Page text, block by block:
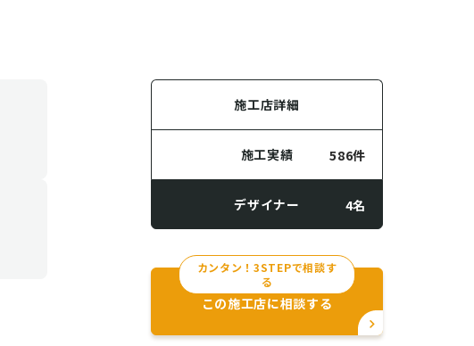
施工店詳細
施工実績 586件
デザイナー 4名
カンタン！3STEPで相談す
る
この施工店に相談する